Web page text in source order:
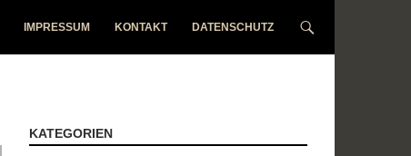
IMPRESSUM KONTAKT DATENSCHUTZ
KATEGORIEN